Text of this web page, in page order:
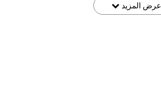
عرض المزيد